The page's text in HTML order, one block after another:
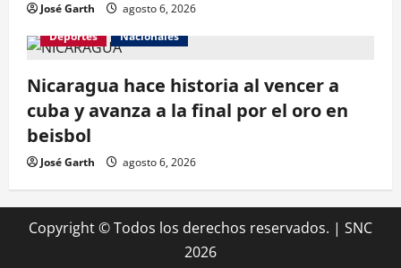
José Garth
agosto 6, 2026
Deportes
Nacionales
Nicaragua hace historia al vencer a
cuba y avanza a la final por el oro en
beisbol
José Garth agosto 6, 2026
Copyright © Todos los derechos reservados. | SNC
2026